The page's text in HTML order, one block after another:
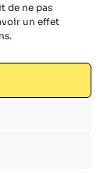
de ne pas
un effet